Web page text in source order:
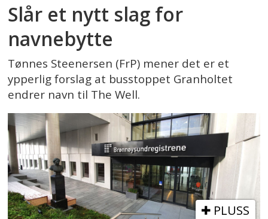
Slår et nytt slag for
navnebytte
Tønnes Steenersen (FrP) mener det er et
ypperlig forslag at busstoppet Granholtet
endrer navn til The Well.
PLUSS